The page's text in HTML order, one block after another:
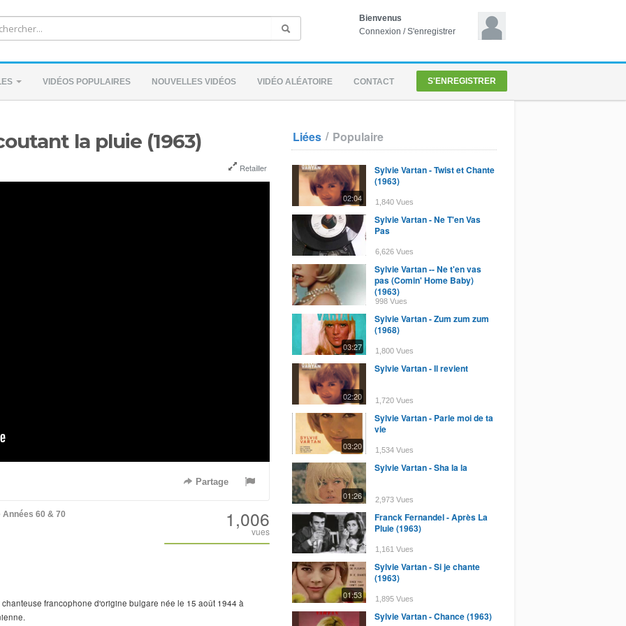
Bienvenus
Connexion /S'enregistrer
VIDÉOS POPULAIRES NOUVELLES VIDÉOS VIDÉO ALÉATOIRE CONTACT S'ENREGISTRER
la pluie (1963)
Retailler
Partage
Années 60 & 70 1,006
vues
francophone d'origine bulgare née le 15 août 1944 à
Liées / Populaire
02:04
Sylvie Vartan - Twist et Chante
(1963)
1,840 Vues
Sylvie Vartan - Ne T'en Vas
Pas
6,626 Vues
Sylvie Vartan -- Ne t'en vas
pas (Comin' Home Baby)
(1963)
998 Vues
03:27
Sylvie Vartan - Zum zum zum
(1968)
1,800 Vues
02:20
Sylvie Vartan - Il revient
1,720 Vues
03:20
Sylvie Vartan - Parle moi de ta
vie
1,534 Vues
01:26
Sylvie Vartan - Sha la la
2,973 Vues
Franck Fernandel - Après La
Pluie (1963)
1,161 Vues
01:53
Sylvie Vartan - Si je chante
(1963)
1,895 Vues
Sylvie Vartan - Chance (1963)